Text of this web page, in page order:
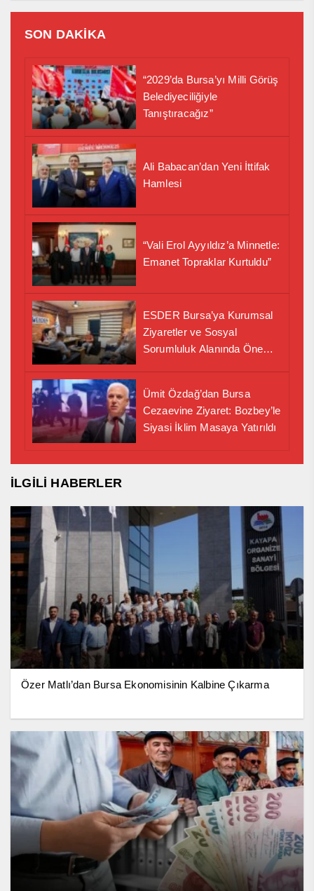
SON DAKİKA
“2029’da Bursa’yı Milli Görüş
Belediyeciliğiyle
Tanıştıracağız”
Ali Babacan’dan Yeni İttifak
Hamlesi
“Vali Erol Ayyıldız’a Minnetle:
Emanet Topraklar Kurtuldu”
ESDER Bursa’ya Kurumsal
Ziyaretler ve Sosyal
Sorumluluk Alanında Önemli
Ümit Özdağ’dan Bursa
Cezaevine Ziyaret: Bozbey’le
Siyasi İklim Masaya Yatırıldı
İLGİLİ HABERLER
Özer Matlı’dan Bursa Ekonomisinin Kalbine Çıkarma